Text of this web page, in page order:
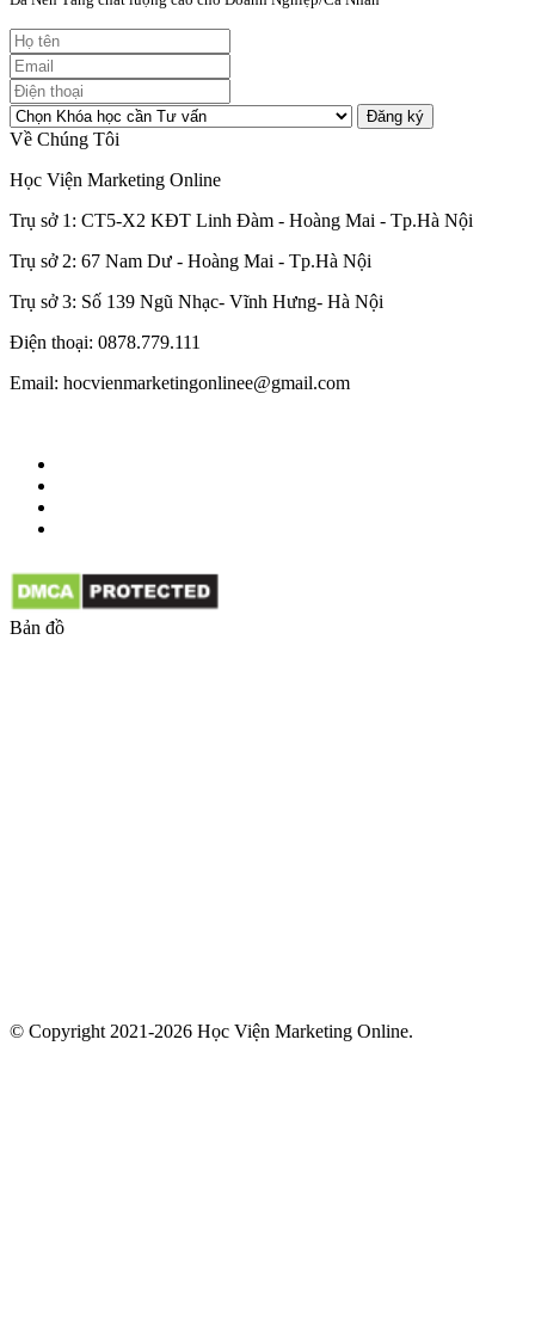
Đăng ký
Về Chúng Tôi
Học Viện Marketing Online
Trụ sở 1: CT5-X2 KĐT Linh Đàm - Hoàng Mai - Tp.Hà Nội
Trụ sở 2: 67 Nam Dư - Hoàng Mai - Tp.Hà Nội
Trụ sở 3: Số 139 Ngũ Nhạc- Vĩnh Hưng- Hà Nội
Điện thoại: 0878.779.111
Email: hocvienmarketingonlinee@gmail.com
Bản đồ
© Copyright 2021-2026 Học Viện Marketing Online.